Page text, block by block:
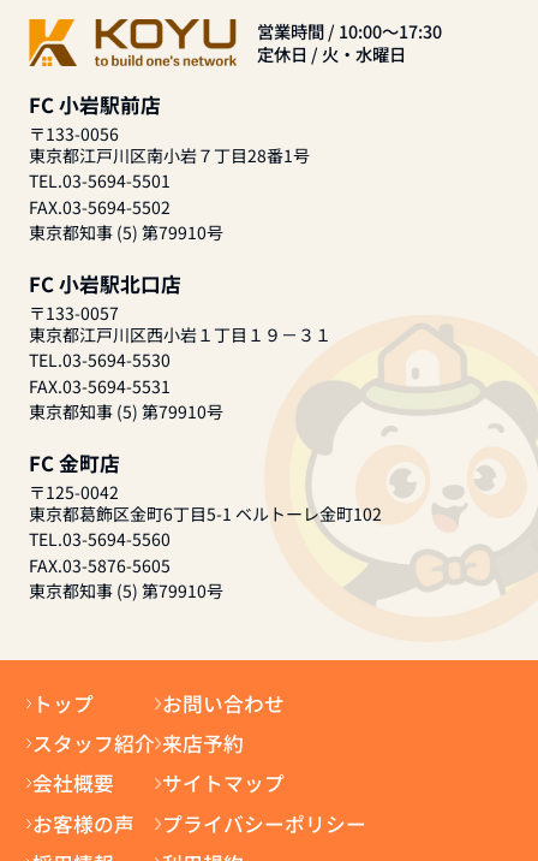
営業時間 / 10:00～17:30
定休日 / 火・水曜日
FC 小岩駅前店
〒133-0056
東京都江戸川区南小岩７丁目28番1号
TEL.03-5694-5501
FAX.03-5694-5502
東京都知事 (5) 第79910号
FC 小岩駅北口店
〒133-0057
東京都江戸川区西小岩１丁目１９－３１
TEL.03-5694-5530
FAX.03-5694-5531
東京都知事 (5) 第79910号
FC 金町店
〒125-0042
東京都葛飾区金町6丁目5-1 ベルトーレ金町102
TEL.03-5694-5560
FAX.03-5876-5605
東京都知事 (5) 第79910号
トップ
スタッフ紹介
会社概要
お客様の声
お問い合わせ
来店予約
サイトマップ
プライバシーポリシー